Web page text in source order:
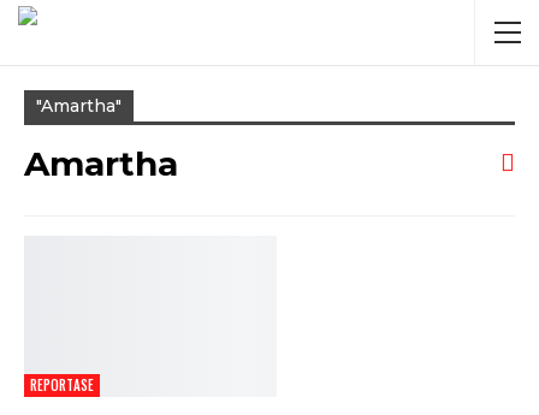
"amartha"
Amartha
REPORTASE